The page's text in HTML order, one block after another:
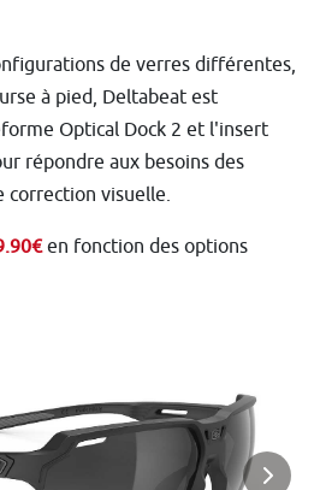
de verres différentes,
à pied, Deltabeat est
Optical Dock 2 et l'insert
répondre aux besoins des
correction visuelle.
en fonction des options